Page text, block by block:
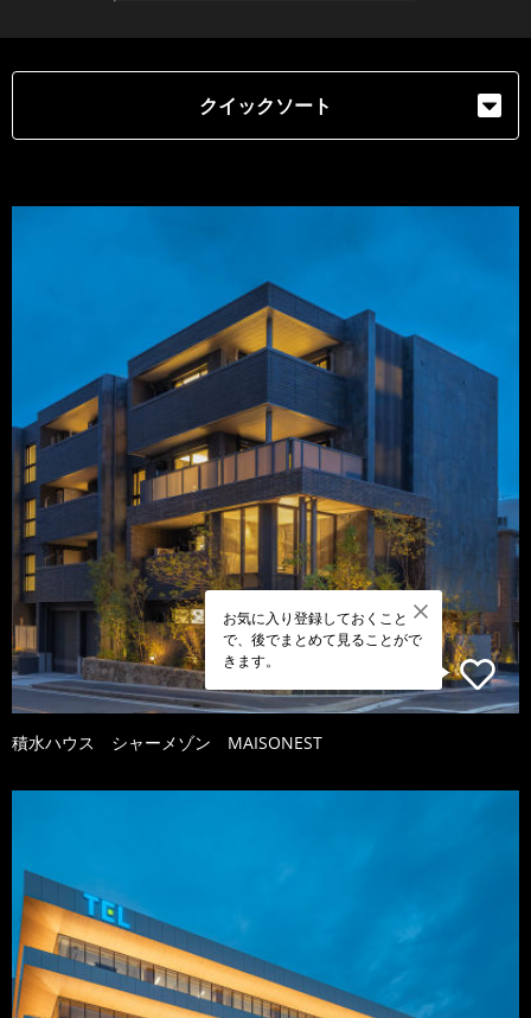
クイックソート
お気に入り登録しておくこと
で、後でまとめて見ることがで
きます。
積水ハウス シャーメゾン MAISONEST